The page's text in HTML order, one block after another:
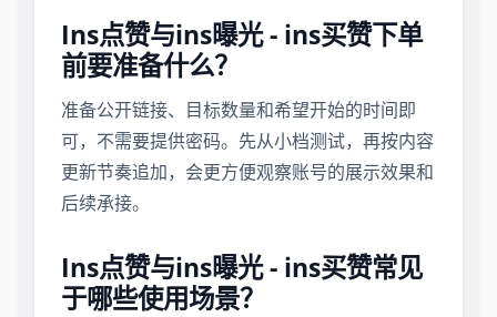
Ins点赞与ins曝光 - ins买赞下单
前要准备什么？
准备公开链接、目标数量和希望开始的时间即
可，不需要提供密码。先从小档测试，再按内容
更新节奏追加，会更方便观察账号的展示效果和
后续承接。
Ins点赞与ins曝光 - ins买赞常见
于哪些使用场景？